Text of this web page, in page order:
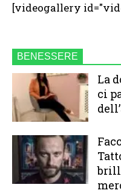
[videogallery
BENESSERE
La
ci